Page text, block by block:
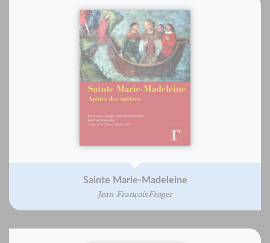
Sainte Marie-Madeleine
Jean-François Froger